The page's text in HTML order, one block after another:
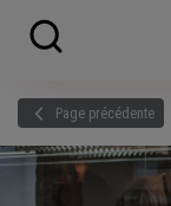
Page précédente